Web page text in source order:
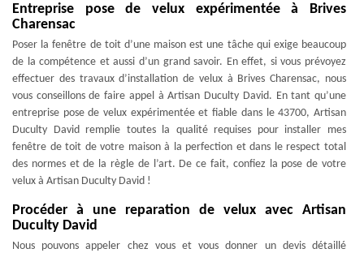
Entreprise pose de velux expérimentée à Brives
Charensac
Poser la fenêtre de toit d’une maison est une tâche qui exige beaucoup
de la compétence et aussi d’un grand savoir. En effet, si vous prévoyez
effectuer des travaux d’installation de velux à Brives Charensac, nous
vous conseillons de faire appel à Artisan Duculty David. En tant qu’une
entreprise pose de velux expérimentée et fiable dans le 43700, Artisan
Duculty David remplie toutes la qualité requises pour installer mes
fenêtre de toit de votre maison à la perfection et dans le respect total
des normes et de la règle de l’art. De ce fait, confiez la pose de votre
velux à Artisan Duculty David !
Procéder à une reparation de velux avec Artisan
Duculty David
Nous pouvons appeler chez vous et vous donner un devis détaillé